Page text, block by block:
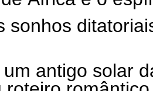
sonhos
antigo solar